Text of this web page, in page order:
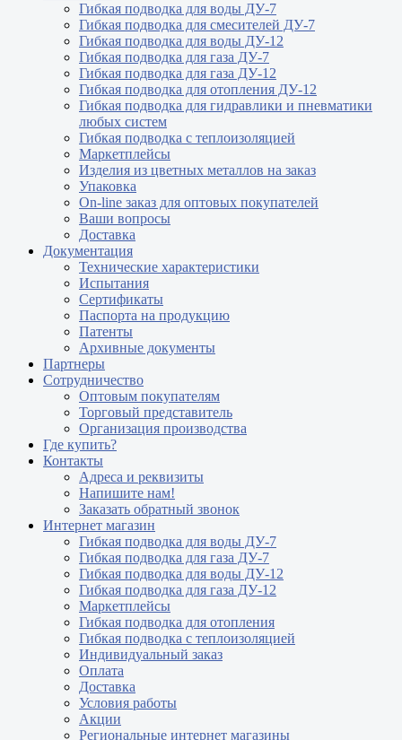
Гибкая подводка для воды ДУ-7
Гибкая подводка для смесителей ДУ-7
Гибкая подводка для воды ДУ-12
Гибкая подводка для газа ДУ-7
Гибкая подводка для газа ДУ-12
Гибкая подводка для отопления ДУ-12
Гибкая подводка для гидравлики и пневматики
любых систем
Гибкая подводка с теплоизоляцией
Маркетплейсы
Изделия из цветных металлов на заказ
Упаковка
On-line заказ для оптовых покупателей
Ваши вопросы
Доставка
Документация
Технические характеристики
Испытания
Сертификаты
Паспорта на продукцию
Патенты
Архивные документы
Партнеры
Сотрудничество
Оптовым покупателям
Торговый представитель
Организация производства
Где купить?
Контакты
Адреса и реквизиты
Напишите нам!
Заказать обратный звонок
Интернет магазин
Гибкая подводка для воды ДУ-7
Гибкая подводка для газа ДУ-7
Гибкая подводка для воды ДУ-12
Гибкая подводка для газа ДУ-12
Маркетплейсы
Гибкая подводка для отопления
Гибкая подводка с теплоизоляцией
Индивидуальный заказ
Оплата
Доставка
Условия работы
Акции
Региональные интернет магазины